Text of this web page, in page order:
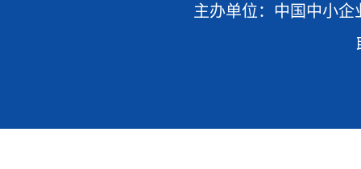
主办单位：中国中小